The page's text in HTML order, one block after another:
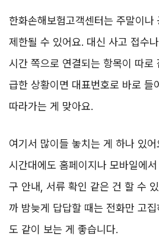
한화손해보험고객센터는 주말이나
제한될 수 있어요. 대신 사고 접수
시간 쪽으로 연결되는 항목이 따로
급한 상황이면 대표번호로 바로 들
따라가는 게 맞아요.
여기서 많이들 놓치는 게 하나 있
시간대에도 홈페이지나 모바일에
구 안내, 서류 확인 같은 건 할 수
까 밤늦게 답답할 때는 전화만 고
도 같이 보는 게 좋습니다.